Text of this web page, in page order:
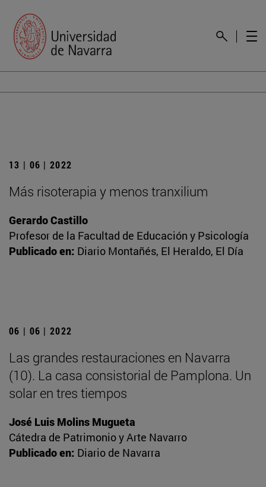
13 | 06 | 2022
Más risoterapia y menos tranxilium
Gerardo Castillo
Profesor de la Facultad de Educación y Psicología
Publicado en: Diario Montañés, El Heraldo, El Día
06 | 06 | 2022
Las grandes restauraciones en Navarra
(10). La casa consistorial de Pamplona. Un
solar en tres tiempos
José Luis Molins Mugueta
Cátedra de Patrimonio y Arte Navarro
Publicado en: Diario de Navarra